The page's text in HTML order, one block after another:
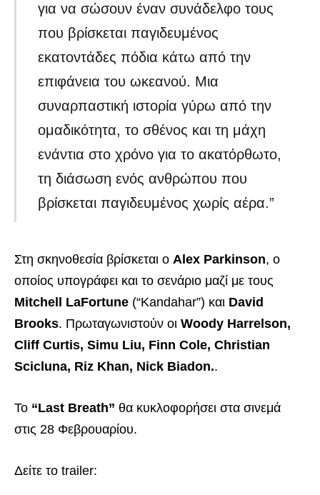
για να σώσουν έναν συνάδελφο τους
που βρίσκεται παγιδευμένος
εκατοντάδες πόδια κάτω από την
επιφάνεια του ωκεανού. Μια
συναρπαστική ιστορία γύρω από την
ομαδικότητα, το σθένος και τη μάχη
ενάντια στο χρόνο για το ακατόρθωτο,
τη διάσωση ενός ανθρώπου που
βρίσκεται παγιδευμένος χωρίς αέρα.”
Στη σκηνοθεσία βρίσκεται ο Alex Parkinson, ο
οποίος υπογράφει και το σενάριο μαζί με τους
Mitchell LaFortune (“Kandahar”) και David
Brooks. Πρωταγωνιστούν οι Woody Harrelson,
Cliff Curtis, Simu Liu, Finn Cole, Christian
Scicluna, Riz Khan, Nick Biadon..
Το “Last Breath” θα κυκλοφορήσει στα σινεμά
στις 28 Φεβρουαρίου.
Δείτε το trailer: